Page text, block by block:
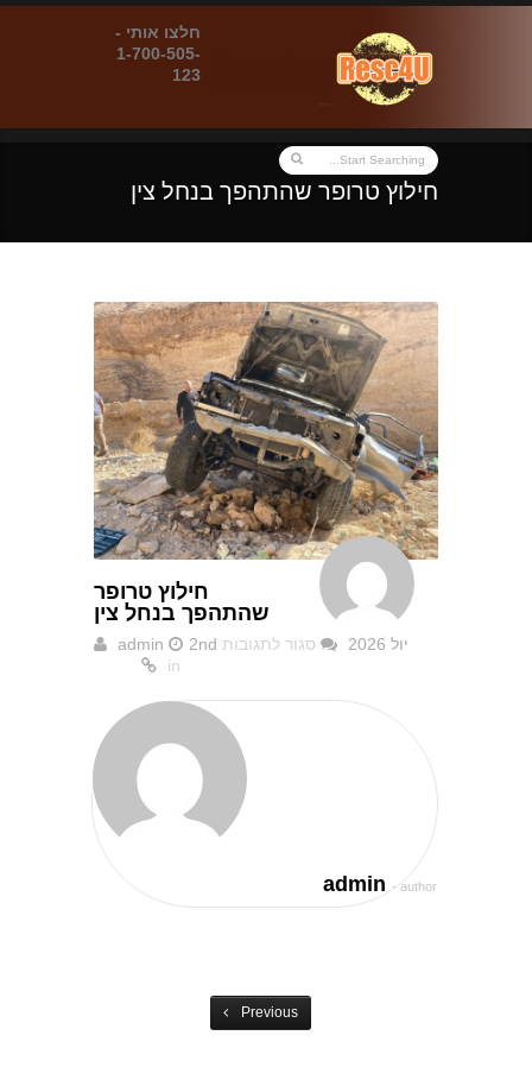
חלצו אותי -
1-700-505-
123
חילוץ טרופר שהתהפך בנחל צין
חילוץ טרופר
שהתהפך בנחל צין
admin 2nd יול 2026
סגור לתגובות
טרופר
שהתהפך
בנחל
in
admin - author
Previous